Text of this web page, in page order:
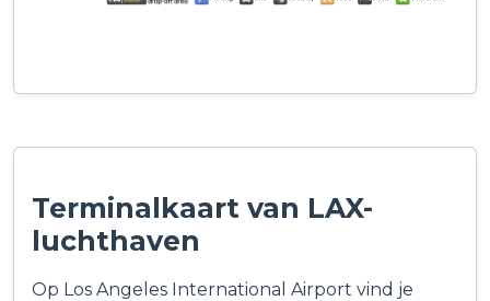
Terminalkaart van LAX-
luchthaven
Op Los Angeles International Airport vind je